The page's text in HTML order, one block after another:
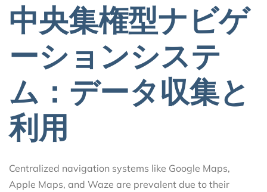
中央集権型ナビゲ
ーションシステ
ム：データ収集と
利用
Centralized navigation systems like Google Maps,
Apple Maps, and Waze are prevalent due to their